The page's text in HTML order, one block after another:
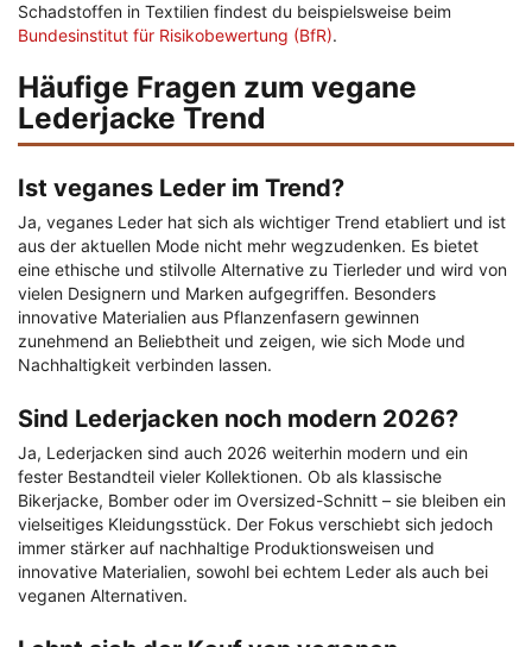
Schadstoffen in Textilien findest du beispielsweise beim
Bundesinstitut für Risikobewertung (BfR).
Häufige Fragen zum vegane
Lederjacke Trend
Ist veganes Leder im Trend?
Ja, veganes Leder hat sich als wichtiger Trend etabliert und ist
aus der aktuellen Mode nicht mehr wegzudenken. Es bietet
eine ethische und stilvolle Alternative zu Tierleder und wird von
vielen Designern und Marken aufgegriffen. Besonders
innovative Materialien aus Pflanzenfasern gewinnen
zunehmend an Beliebtheit und zeigen, wie sich Mode und
Nachhaltigkeit verbinden lassen.
Sind Lederjacken noch modern 2026?
Ja, Lederjacken sind auch 2026 weiterhin modern und ein
fester Bestandteil vieler Kollektionen. Ob als klassische
Bikerjacke, Bomber oder im Oversized-Schnitt – sie bleiben ein
vielseitiges Kleidungsstück. Der Fokus verschiebt sich jedoch
immer stärker auf nachhaltige Produktionsweisen und
innovative Materialien, sowohl bei echtem Leder als auch bei
veganen Alternativen.